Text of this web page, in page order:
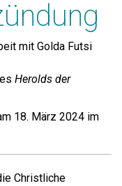
mit Golda Futsi
Herolds der
18. März 2024 im
Christliche